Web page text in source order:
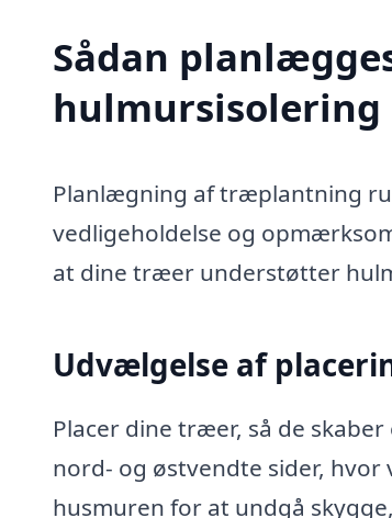
Sådan
hulmursisolering
Planlægning af træplantning
vedligeholdelse og
at dine træer understøtter
Udvælgelse af
Placer dine træer, så de
nord- og østvendte sider,
husmuren for at undgå